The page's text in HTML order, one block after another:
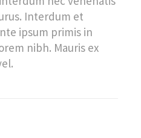
Interdum et
ipsum primis in
nibh. Mauris ex